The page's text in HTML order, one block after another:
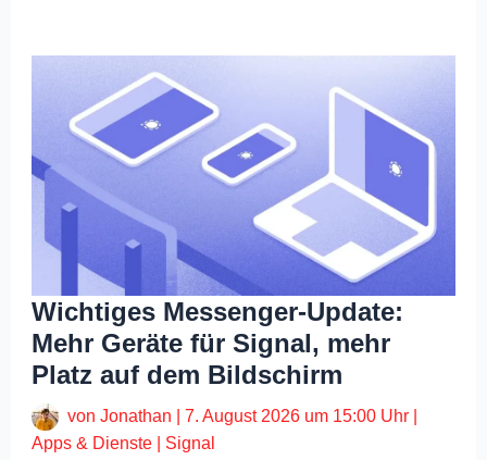
Wichtiges Messenger-Update:
Mehr Geräte für Signal, mehr
Platz auf dem Bildschirm
vonJonathan |7. August 2026 um 15:00 Uhr
Apps & Dienste
Signal